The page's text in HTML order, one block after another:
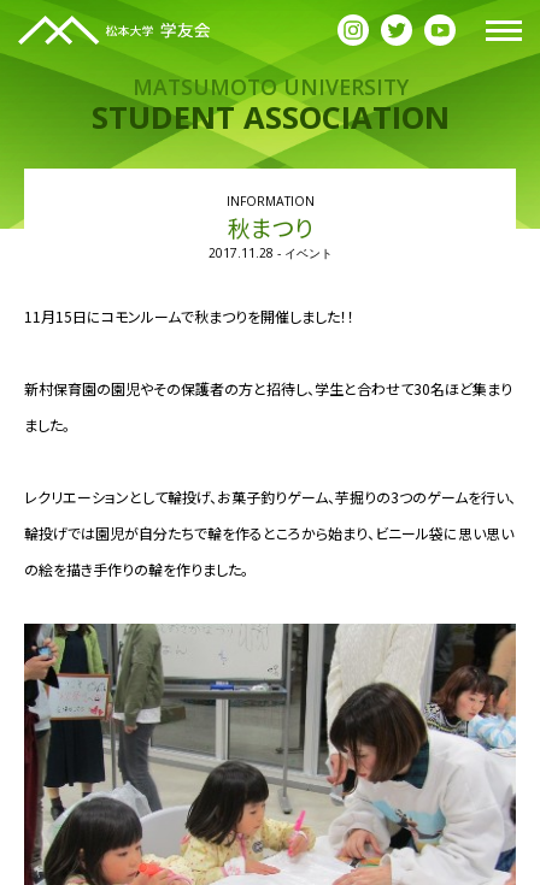
お知らせ
MATSUMOTO UNIVERSITY
STUDENT ASSOCIATION
INFORMATION
秋まつり
2017.11.28 - イベント
11月15日にコモンルームで秋まつりを開催しました！！
新村保育園の園児やその保護者の方と招待し、学生と合わせて30名ほど集まり
ました。
レクリエーションとして輪投げ、お菓子釣りゲーム、芋掘りの3つのゲームを行い、
輪投げでは園児が自分たちで輪を作るところから始まり、ビニール袋に思い思い
の絵を描き手作りの輪を作りました。